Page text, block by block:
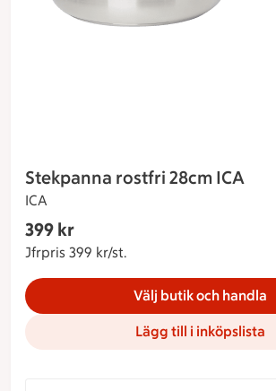
Stekpanna rostfri 28cm ICA
ICA
399 kr
Jfrpris 399 kr/st.
Välj butik och handla
Lägg till i inköpslista